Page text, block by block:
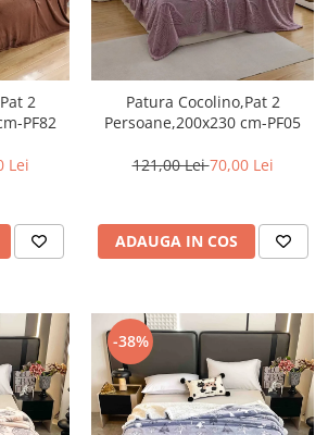
2
PF82
Lei
Patura Cocolino,Pat 2
Persoane,200x230 cm-PF05
121,00 Lei70,00 Lei
ADAUGA IN COS
-38%